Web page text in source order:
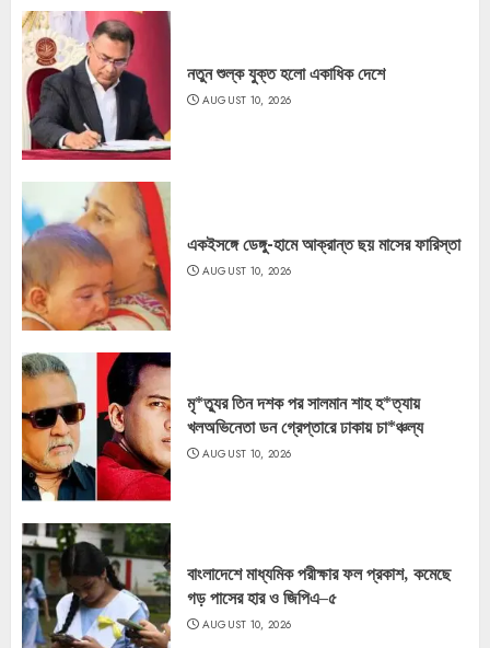
নতুন শুল্ক যুক্ত হলো একাধিক দেশে
AUGUST 10, 2026
একইসঙ্গে ডেঙ্গু-হামে আক্রান্ত ছয় মাসের ফারিস্তা
AUGUST 10, 2026
মৃ*ত্যুর তিন দশক পর সালমান শাহ হ*ত্যায়
খলঅভিনেতা ডন গ্রেপ্তারে ঢাকায় চা*ঞ্চল্য
AUGUST 10, 2026
বাংলাদেশে মাধ্যমিক পরীক্ষার ফল প্রকাশ, কমেছে
গড় পাসের হার ও জিপিএ–৫
AUGUST 10, 2026